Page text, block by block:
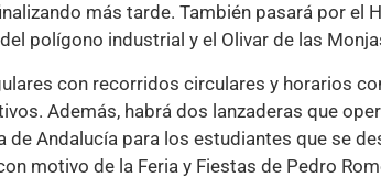
más tarde. También pasará por el
polígono industrial y el Olivar de las
con recorridos circulares y horarios
Además, habrá dos lanzaderas que
de Andalucía para los estudiantes que se
motivo de la Feria y Fiestas de Pedro